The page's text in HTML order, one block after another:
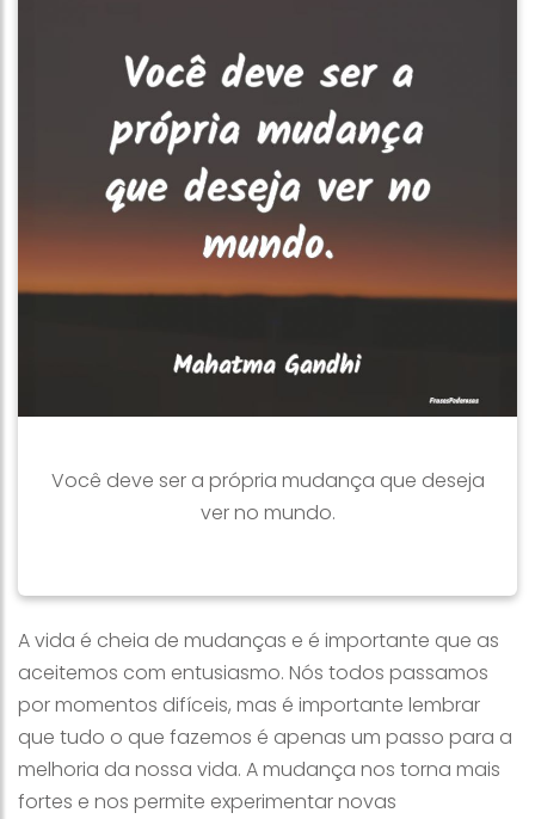
Você deve ser a própria mudança que deseja
ver no mundo.
A vida é cheia de mudanças e é importante que as
aceitemos com entusiasmo. Nós todos passamos
por momentos difíceis, mas é importante lembrar
que tudo o que fazemos é apenas um passo para a
melhoria da nossa vida. A mudança nos torna mais
fortes e nos permite experimentar novas